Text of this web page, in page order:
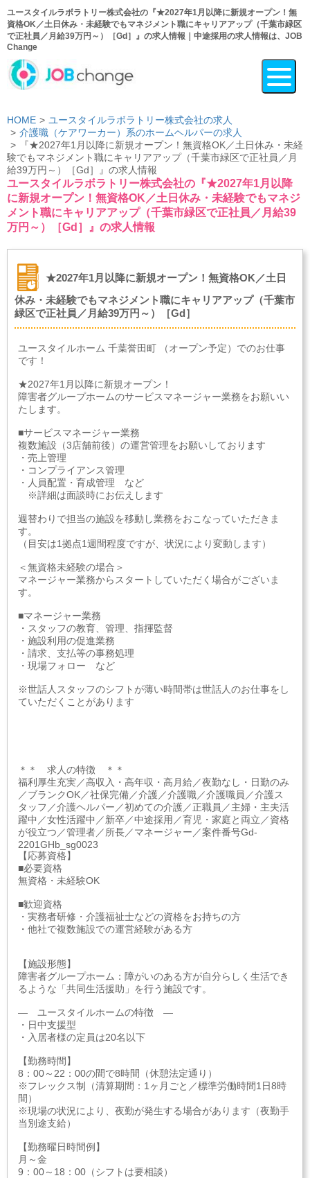
ユースタイルラボラトリー株式会社の『★2027年1月以降に新規オープン！無
資格OK／土日休み・未経験でもマネジメント職にキャリアアップ（千葉市緑区
で正社員／月給39万円～）［Gd］』の求人情報｜中途採用の求人情報は、JOB
Change
HOME
ユースタイルラボラトリー株式会社の求人
介護職（ケアワーカー）系のホームヘルパーの求人
『★2027年1月以降に新規オープン！無資格OK／土日休み・未経
験でもマネジメント職にキャリアアップ（千葉市緑区で正社員／月
給39万円～）［Gd］』の求人情報
ユースタイルラボラトリー株式会社の『★2027年1月以降
に新規オープン！無資格OK／土日休み・未経験でもマネジ
メント職にキャリアアップ（千葉市緑区で正社員／月給39
万円～）［Gd］』の求人情報
★2027年1月以降に新規オープン！無資格OK／土日
休み・未経験でもマネジメント職にキャリアアップ（千葉市
緑区で正社員／月給39万円～）［Gd］
ユースタイルホーム 千葉誉田町 （オープン予定）でのお仕事
です！
★2027年1月以降に新規オープン！
障害者グループホームのサービスマネージャー業務をお願いい
たします。
■サービスマネージャー業務
複数施設（3店舗前後）の運営管理をお願いしております
・売上管理
・コンプライアンス管理
・人員配置・育成管理 など
※詳細は面談時にお伝えします
週替わりで担当の施設を移動し業務をおこなっていただきま
す。
（目安は1拠点1週間程度ですが、状況により変動します）
＜無資格未経験の場合＞
マネージャー業務からスタートしていただく場合がございま
す。
■マネージャー業務
・スタッフの教育、管理、指揮監督
・施設利用の促進業務
・請求、支払等の事務処理
・現場フォロー など
※世話人スタッフのシフトが薄い時間帯は世話人のお仕事をし
ていただくことがあります
＊＊ 求人の特徴 ＊＊
福利厚生充実／高収入・高年収・高月給／夜勤なし・日勤のみ
／ブランクOK／社保完備／介護／介護職／介護職員／介護ス
タッフ／介護ヘルパー／初めての介護／正職員／主婦・主夫活
躍中／女性活躍中／新卒／中途採用／育児・家庭と両立／資格
が役立つ／管理者／所長／マネージャー／案件番号Gd-
2201GHb_sg0023
【応募資格】
■必要資格
無資格・未経験OK
■歓迎資格
・実務者研修・介護福祉士などの資格をお持ちの方
・他社で複数施設での運営経験がある方
【施設形態】
障害者グループホーム：障がいのある方が自分らしく生活でき
るような「共同生活援助」を行う施設です。
― ユースタイルホームの特徴 ―
・日中支援型
・入居者様の定員は20名以下
【勤務時間】
8：00～22：00の間で8時間（休憩法定通り）
※フレックス制（清算期間：1ヶ月ごと／標準労働時間1日8時
間）
※現場の状況により、夜勤が発生する場合があります（夜勤手
当別途支給）
【勤務曜日時間例】
月～金
9：00～18：00（シフトは要相談）